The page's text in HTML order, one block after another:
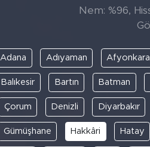
Nem: %96,
Adana Adıyaman
Balıkesir Bartın Batman
Çorum Denizli Diyarbakır
Gümüşhane Hakkâri Hatay